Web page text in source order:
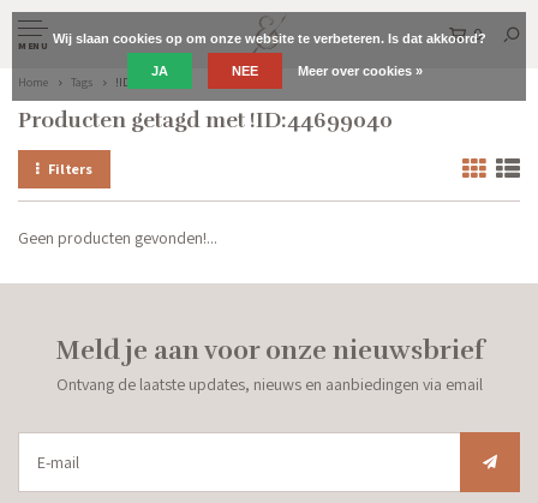
MENU
0
Home Tags !ID:44699040
Producten getagd met !ID:44699040
Filters
Geen producten gevonden!...
Meld je aan voor onze nieuwsbrief
Ontvang de laatste updates, nieuws en aanbiedingen via email
Wij slaan cookies op om onze website te verbeteren. Is dat akkoord?
JA NEE Meer over cookies »